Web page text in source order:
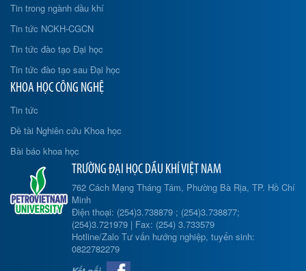
Tin trong ngành dầu khí
Tin tức NCKH-CGCN
Tin tức đào tạo Đại học
Tin tức đào tạo sau Đại học
KHOA HỌC CÔNG NGHỆ
Tin tức
Đề tài Nghiên cứu Khoa học
Bài báo khoa học
TRƯỜNG ĐẠI HỌC DẦU KHÍ VIỆT NAM
762 Cách Mạng Tháng Tám, Phường Bà Rịa, TP. Hồ Chí
Minh
Điện thoại: (254)3.738879 ; (254)3.738877;
(254)3.721979 | Fax: (254) 3.733579
Hotline/Zalo Tư vấn hướng nghiệp, tuyển sinh:
0822782279